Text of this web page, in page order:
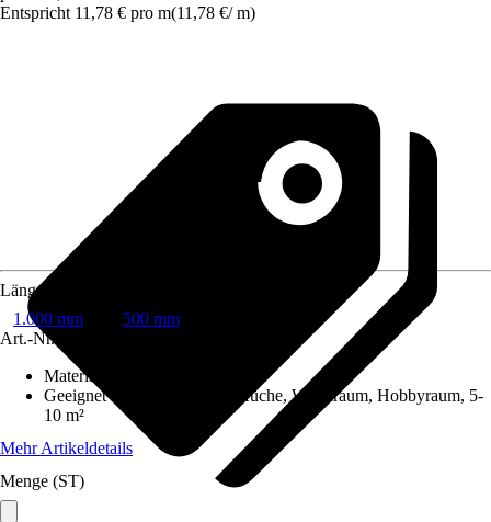
Entspricht 11,78 € pro m(11,78 €/ m)
Länge
1.000 mm
500 mm
Art.-Nr.
Material
Geeignet für
Bad, Toilette, Küche, Wohnraum, Hobbyraum, 5-
10 m²
Mehr Artikeldetails
Menge (ST)